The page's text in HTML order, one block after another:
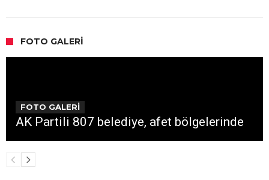
FOTO GALERI
FOTO GALERİ
AK Partili 807 belediye, afet bölgelerinde